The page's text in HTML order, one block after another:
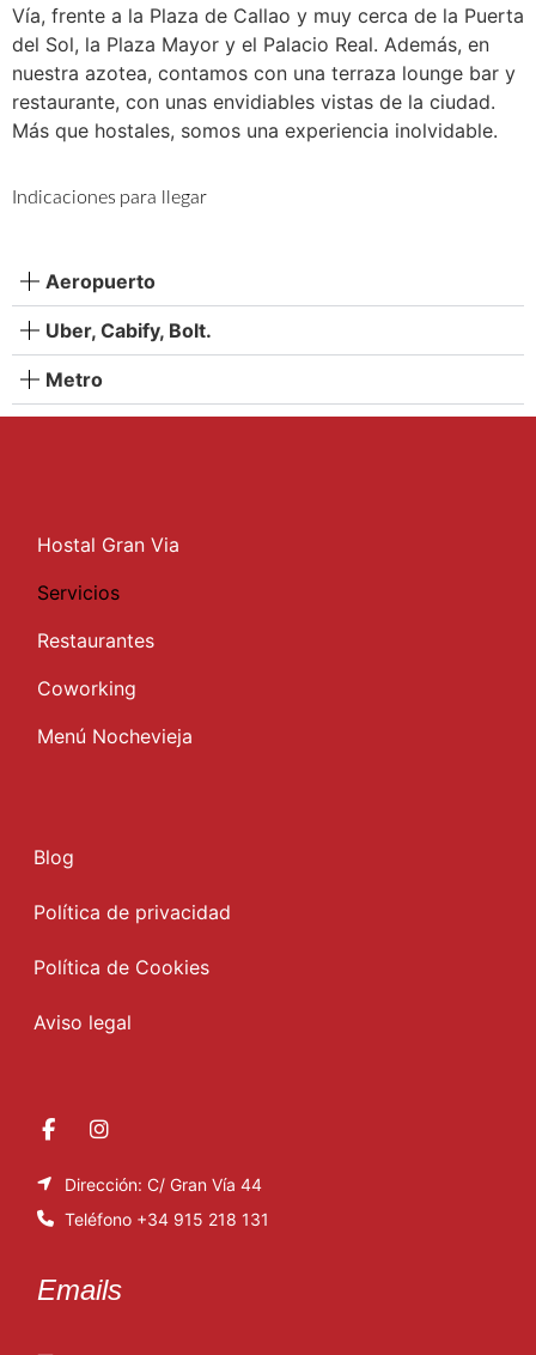
Vía, frente a la Plaza de Callao y muy cerca de la Puerta
del Sol, la Plaza Mayor y el Palacio Real. Además, en
nuestra azotea, contamos con una terraza lounge bar y
restaurante, con unas envidiables vistas de la ciudad.
Más que hostales, somos una experiencia inolvidable.
Indicaciones para llegar
Aeropuerto
Uber, Cabify, Bolt.
Metro
Hostal Gran Via
Servicios
Restaurantes
Coworking
Menú Nochevieja
Blog
Política de privacidad
Política de Cookies
Aviso legal
Dirección: C/ Gran Vía 44
Teléfono +34 915 218 131
Emails